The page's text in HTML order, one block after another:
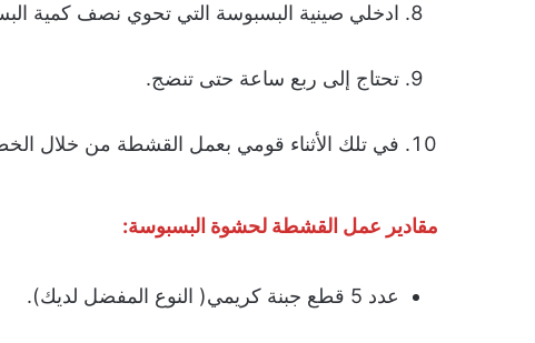
ادخلي صينية البسبوسة التي تحوي نصف كمية
تحتاج إلى ربع ساعة حتى تنضج.
في تلك الأثناء قومي بعمل القشطة من خلال
مقادير عمل القشطة لحشوة البسبوسة:
عدد 5 قطع جبنة كريمي( النوع المفضل لديك).